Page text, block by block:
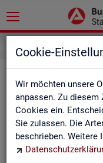
Cookie-
Wir möchten unsere
anpassen. Zu
Cookies ein.
Sie zulassen. Die
beschrieben. Weitere
Wohn-
land, Län­der,